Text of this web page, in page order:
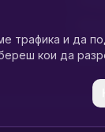
трафика и да
кои да